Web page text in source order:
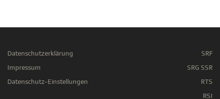
Datenschutzerklärung
Impressum
Datenschutz-Einstellungen
SRF
SRG SSR
RTS
RSI